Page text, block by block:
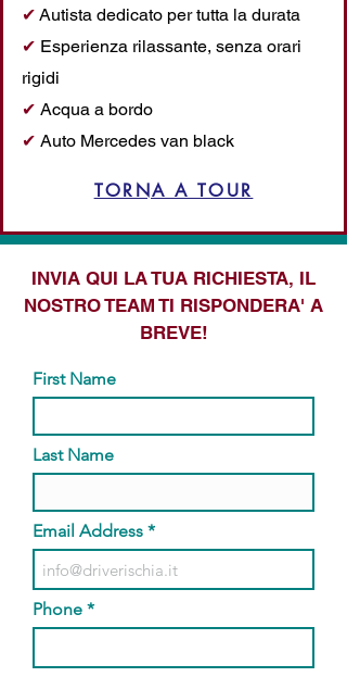
✔ Autista dedicato per tutta la durata
✔ Esperienza rilassante, senza orari
rigidi
✔ Acqua a bordo
✔ Auto Mercedes van black
TORNA A TOUR
INVIA QUI LA TUA RICHIESTA, IL
NOSTRO TEAM TI RISPONDERA' A
BREVE!
First Name
Last Name
Email Address
Phone